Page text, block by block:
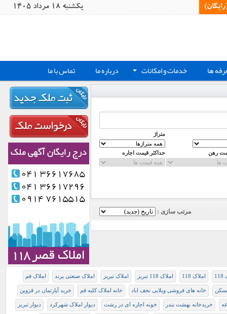
يکشنبه 18 مرداد 1405
ها + خدمات و امکانات درباره ما تماس با ما
متراژ
رهن حداکثر قیمت اجاره
مرتب سازی :
املاک 118 املاک 118 تبریز املاک تبریز املاک صنعتی پرند املاک قم
خانه های فروشی ویلایی نجف اباد خانه املاک کلبه قم خرید آپارتمان در قزوین
خریدخانه بهشت بندر خونه اجاره ای در رشت دیوار املاک شهرکرد دیوار تبریز